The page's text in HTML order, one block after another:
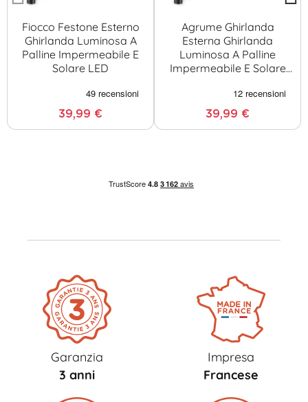
Fiocco Festone Esterno
Ghirlanda Luminosa A
Palline Impermeabile E
Solare LED
39,99 €
Agrume Ghirlanda
Esterna Ghirlanda
Luminosa A Palline
Impermeabile E Solare
39,99 €
Garanzia
3 anni
Impresa
Francese